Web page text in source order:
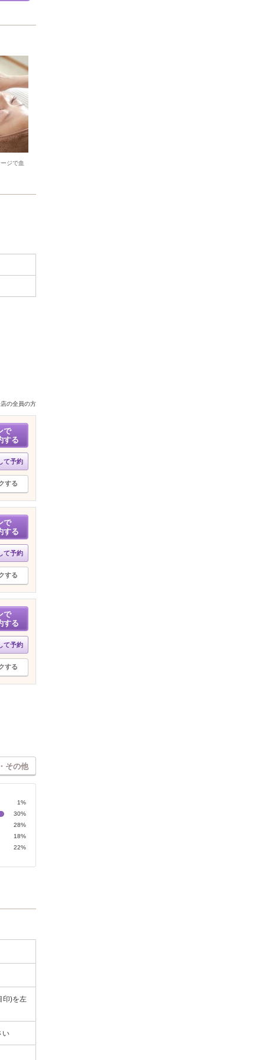
ジで血
の全員の方
で
する
て予約
する
で
する
て予約
する
で
する
て予約
する
その他
1%
30%
28%
18%
22%
印)を左
い